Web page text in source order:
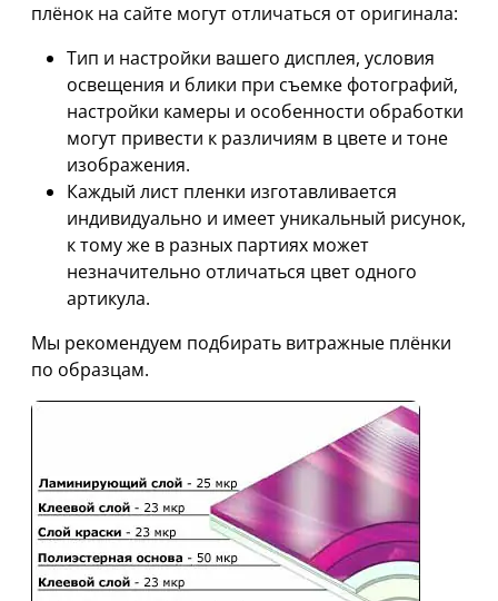
плёнок на сайте могут отличаться от оригинала:
Тип и настройки вашего дисплея, условия
освещения и блики при съемке фотографий,
настройки камеры и особенности обработки
могут привести к различиям в цвете и тоне
изображения.
Каждый лист пленки изготавливается
индивидуально и имеет уникальный рисунок,
к тому же в разных партиях может
незначительно отличаться цвет одного
артикула.
Мы рекомендуем подбирать витражные плёнки
по образцам.